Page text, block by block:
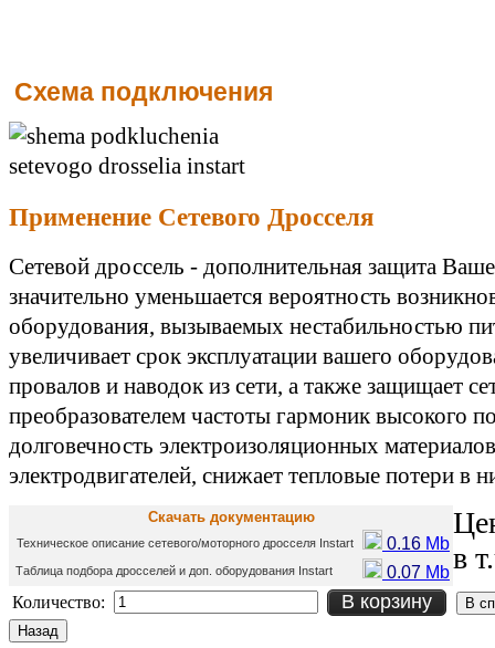
Схема подключения
Применение Сетевого Дросселя
Сетевой дроссель - дополнительная защита
значительно уменьшается вероятность
оборудования, вызываемых нестабильностью
увеличивает срок эксплуатации вашего
провалов и наводок из сети, а также защищает
преобразователем частоты гармоник высокого
долговечность электроизоляционных
электродвигателей, снижает тепловые потери в
Скачать документацию
Техническое описание сетевого/моторного дросселя Instart 0.16 Mb
Таблица подбора дросселей и доп. оборудования Instart 0.07 Mbв
Количество: В корзину